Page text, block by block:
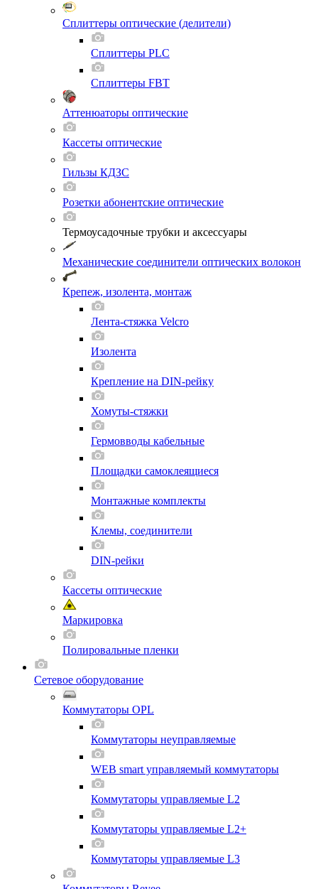
Сплиттеры оптические (делители)
Сплиттеры PLC
Сплиттеры FBT
Аттенюаторы оптические
Кассеты оптические
Гильзы КДЗС
Розетки абонентские оптические
Термоусадочные трубки и аксессуары
Механические соединители оптических волокон
Крепеж, изолента, монтаж
Лента-стяжка Velcro
Изолента
Крепление на DIN-рейку
Хомуты-стяжки
Гермовводы кабельные
Площадки самоклеящиеся
Монтажные комплекты
Клемы, соединители
DIN-рейки
Кассеты оптические
Маркировка
Полировальные пленки
Сетевое оборудование
Коммутаторы OPL
Коммутаторы неуправляемые
WEB smart управляемый коммутаторы
Коммутаторы управляемые L2
Коммутаторы управляемые L2+
Коммутаторы управляемые L3